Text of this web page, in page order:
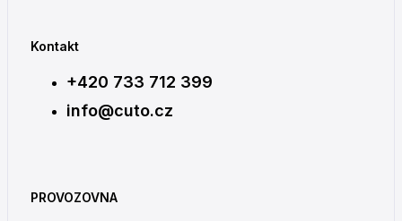
Kontakt
+420 733 712 399
info@cuto.cz
PROVOZOVNA